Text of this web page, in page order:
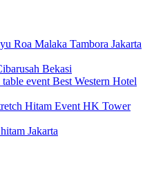
Roa Malaka Tambora Jakarta
Bekasi
event Best Western Hotel
Hitam Event HK Tower
Jakarta